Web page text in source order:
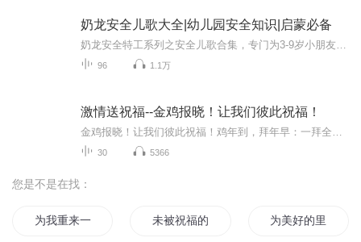
奶龙安全儿歌大全|幼儿园安全知识|启蒙必备
96 1.1万
激情送祝福--金鸡报晓！让我们彼此祝福！
30 5366
您是不是在找：
为我重来一次的青春物语献上祝福
未被祝福的幸福 为美好的里世界